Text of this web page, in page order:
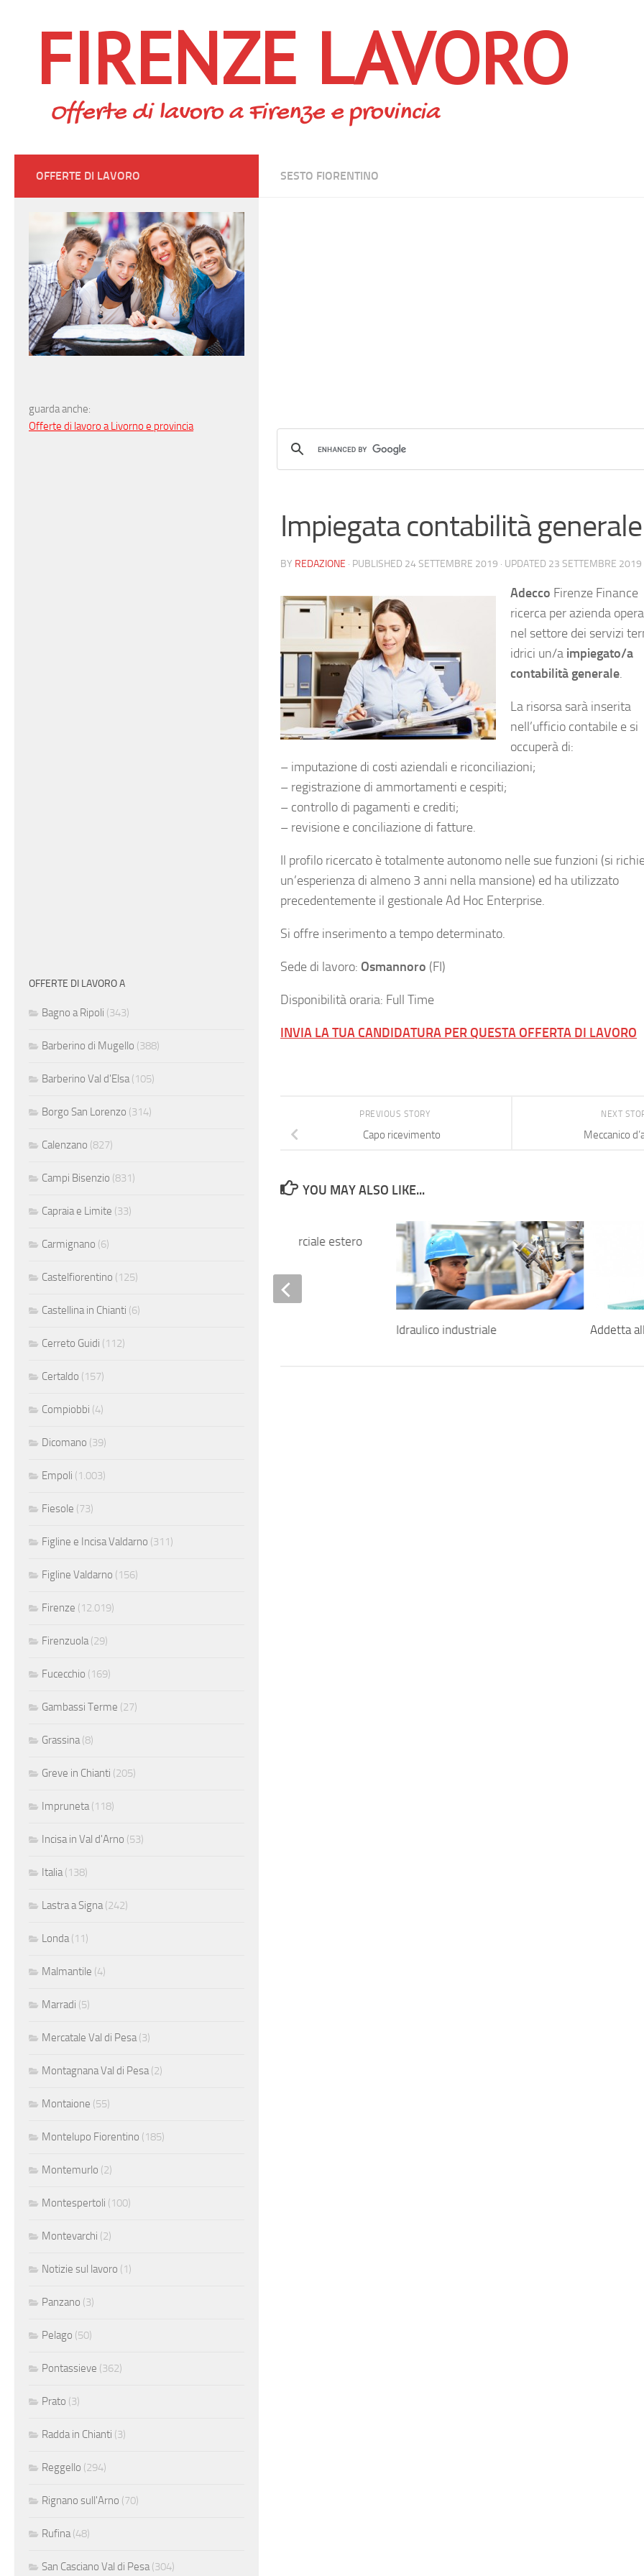
FIRENZE LAVORO
Offerte di lavoro a Firenze e provincia
SESTO FIORENTINO
Impiegata contabilità generale
BY REDAZIONE · PUBLISHED 24 SETTEMBRE 2019 · UPDATED 23 SETTEMBRE 2019
Adecco Firenze Finance
ricerca per azienda
nel settore dei servizi
idrici un/a impiegato/a
contabilità generale.
La risorsa sarà inserita
nell’ufficio contabile e si
occuperà di:
– imputazione di costi aziendali e riconciliazioni;
– registrazione di ammortamenti e cespiti;
– controllo di pagamenti e crediti;
– revisione e conciliazione di fatture.
Il profilo ricercato è totalmente autonomo nelle sue funzioni (si
un’esperienza di almeno 3 anni nella mansione) ed ha utilizzato
precedentemente il gestionale Ad Hoc Enterprise.
Si offre inserimento a tempo determinato.
Sede di lavoro: Osmannoro (FI)
Disponibilità oraria: Full Time
INVIA LA TUA CANDIDATURA PER QUESTA OFFERTA DI LAVORO
NEXT
Meccanico
PREVIOUS STORY
Capo ricevimento
YOU MAY ALSO LIKE...
Idraulico industriale Addetta
Back office commerciale estero
OFFERTE DI LAVORO
guarda anche:
Offerte di lavoro a Livorno e provincia
OFFERTE DI LAVORO A
Bagno a Ripoli (343)
Barberino di Mugello (388)
Barberino Val d'Elsa(105)
Borgo San Lorenzo (314)
Calenzano (827)
Campi Bisenzio (831)
Capraia e Limite (33)
Carmignano (6)
Castelfiorentino (125)
Castellina in Chianti (6)
Cerreto Guidi (112)
Certaldo (157)
Compiobbi (4)
Dicomano (39)
Empoli (1.003)
Fiesole (73)
Figline e Incisa Valdarno (311)
Figline Valdarno (156)
Firenze (12.019)
Firenzuola(29)
Fucecchio (169)
Gambassi Terme (27)
Grassina(8)
Greve in Chianti (205)
Impruneta(118)
Incisa in Val d'Arno (53)
Italia(138)
Lastra a Signa(242)
Londa(11)
Malmantile (4)
Marradi (5)
Mercatale Val di Pesa(3)
Montagnana Val di Pesa(2)
Montaione (55)
Montelupo Fiorentino (185)
Montemurlo (2)
Montespertoli (100)
Montevarchi (2)
Notizie sul lavoro (1)
Panzano (3)
Pelago (50)
Pontassieve (362)
Prato (3)
Radda in Chianti (3)
Reggello (294)
Rignano sull'Arno (70)
Rufina(48)
San Casciano Val di Pesa(304)